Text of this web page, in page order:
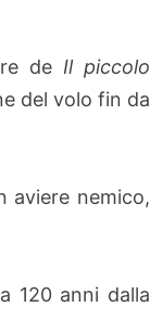
de Il piccolo
del volo fin da
aviere nemico,
120 anni dalla